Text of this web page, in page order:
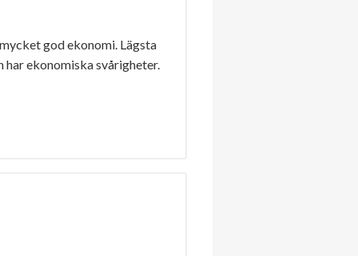
god ekonomi. Lägsta
ekonomiska svårigheter.